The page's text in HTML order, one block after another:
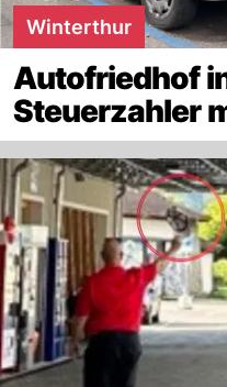
Winterthur
Autofriedhof
Steuerzahler